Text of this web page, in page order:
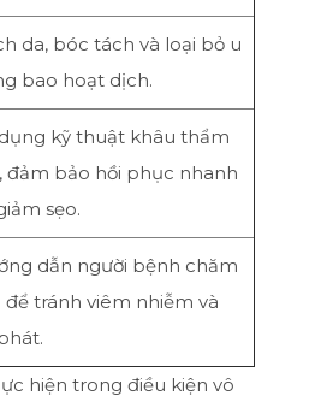
da, bóc tách và loại bỏ u
bao hoạt dịch.
kỹ thuật khâu thẩm
đảm bảo hồi phục nhanh
sẹo.
dẫn người bệnh chăm
để tránh viêm nhiễm và
hiện trong điều kiện vô